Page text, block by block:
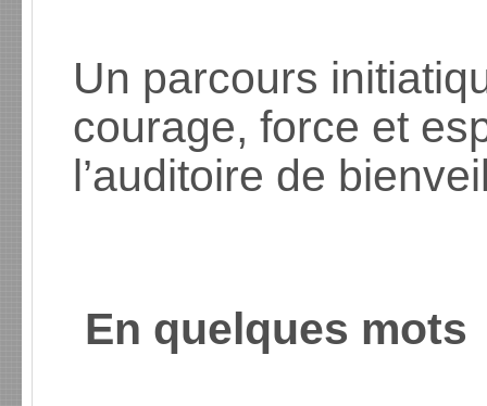
Un parcours
courage, force et
l’auditoire de
En quelques mots